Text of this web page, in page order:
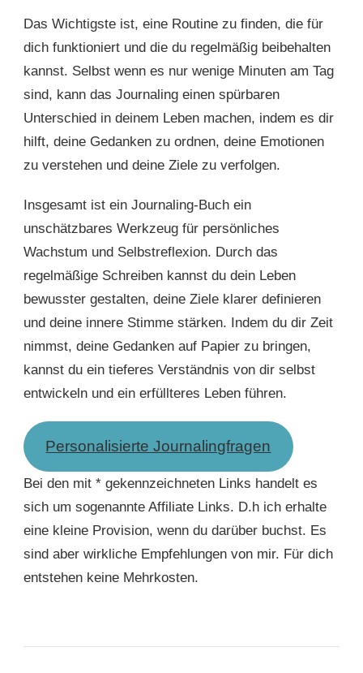
Das Wichtigste ist, eine Routine zu finden, die für
dich funktioniert und die du regelmäßig beibehalten
kannst. Selbst wenn es nur wenige Minuten am Tag
sind, kann das Journaling einen spürbaren
Unterschied in deinem Leben machen, indem es dir
hilft, deine Gedanken zu ordnen, deine Emotionen
zu verstehen und deine Ziele zu verfolgen.
Insgesamt ist ein Journaling-Buch ein
unschätzbares Werkzeug für persönliches
Wachstum und Selbstreflexion. Durch das
regelmäßige Schreiben kannst du dein Leben
bewusster gestalten, deine Ziele klarer definieren
und deine innere Stimme stärken. Indem du dir Zeit
nimmst, deine Gedanken auf Papier zu bringen,
kannst du ein tieferes Verständnis von dir selbst
entwickeln und ein erfüllteres Leben führen.
Personalisierte Journalingfragen
Bei den mit * gekennzeichneten Links handelt es
sich um sogenannte Affiliate Links. D.h ich erhalte
eine kleine Provision, wenn du darüber buchst. Es
sind aber wirkliche Empfehlungen von mir. Für dich
entstehen keine Mehrkosten.